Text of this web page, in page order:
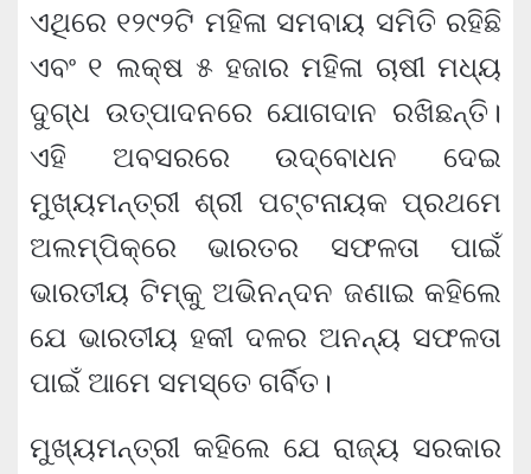
ଏଥିରେ ୧୨୯୨ଟି ମହିଳା ସମବାୟ ସମିତି ରହିଛି
ଏବଂ ୧ ଲକ୍ଷ ୫ ହଜାର ମହିଳା ଚାଷୀ ମଧ୍ୟ
ଦୁଗ୍‌ଧ ଉତ୍ପାଦନରେ ଯୋଗଦାନ ରଖିଛନ୍ତି।
ଏହି ଅବସରରେ ଉଦ୍‌ବୋଧନ ଦେଇ
ମୁଖ୍ୟମନ୍ତ୍ରୀ ଶ୍ରୀ ପଟ୍ଟନାୟକ ପ୍ରଥମେ
ଅଲମ୍ପିକ୍‌ରେ ଭାରତର ସଫଳତା ପାଇଁ
ଭାରତୀୟ ଟିମ୍‌କୁ ଅଭିନନ୍ଦନ ଜଣାଇ କହିଲେ
ଯେ ଭାରତୀୟ ହକୀ ଦଳର ଅନନ୍ୟ ସଫଳତା
ପାଇଁ ଆମେ ସମସ୍ତେ ଗର୍ବିତ।
ମୁଖ୍ୟମନ୍ତ୍ରୀ କହିଲେ ଯେ ରାଜ୍ୟ ସରକାର